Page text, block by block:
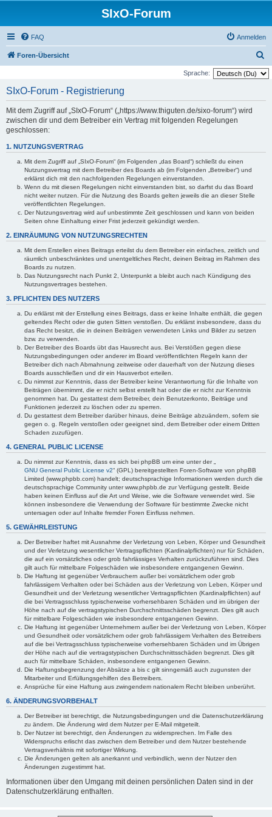
SIxO-Forum
FAQ Anmelden
Foren-Übersicht
u
Sprache:
SIxO-Forum - Registrierung
Mit dem Zugriff auf „SIxO-Forum“ („https://www.thiguten.de/sixo-forum“) wird
zwischen dir und dem Betreiber ein Vertrag mit folgenden Regelungen
geschlossen:
1. NUTZUNGSVERTRAG
Mit dem Zugriff auf „SIxO-Forum“ (im Folgenden „das Board“) schließt du einen
Nutzungsvertrag mit dem Betreiber des Boards ab (im Folgenden „Betreiber“) und
erklärst dich mit den nachfolgenden Regelungen einverstanden.
Wenn du mit diesen Regelungen nicht einverstanden bist, so darfst du das Board
nicht weiter nutzen. Für die Nutzung des Boards gelten jeweils die an dieser Stelle
veröffentlichten Regelungen.
Der Nutzungsvertrag wird auf unbestimmte Zeit geschlossen und kann von beiden
Seiten ohne Einhaltung einer Frist jederzeit gekündigt werden.
2. EINRÄUMUNG VON NUTZUNGSRECHTEN
Mit dem Erstellen eines Beitrags erteilst du dem Betreiber ein einfaches, zeitlich und
räumlich unbeschränktes und unentgeltliches Recht, deinen Beitrag im Rahmen des
Boards zu nutzen.
Das Nutzungsrecht nach Punkt 2, Unterpunkt a bleibt auch nach Kündigung des
Nutzungsvertrages bestehen.
3. PFLICHTEN DES NUTZERS
Du erklärst mit der Erstellung eines Beitrags, dass er keine Inhalte enthält, die gegen
geltendes Recht oder die guten Sitten verstoßen. Du erklärst insbesondere, dass du
das Recht besitzt, die in deinen Beiträgen verwendeten Links und Bilder zu setzen
bzw. zu verwenden.
Der Betreiber des Boards übt das Hausrecht aus. Bei Verstößen gegen diese
Nutzungsbedingungen oder anderer im Board veröffentlichten Regeln kann der
Betreiber dich nach Abmahnung zeitweise oder dauerhaft von der Nutzung dieses
Boards ausschließen und dir ein Hausverbot erteilen.
Du nimmst zur Kenntnis, dass der Betreiber keine Verantwortung für die Inhalte von
Beiträgen übernimmt, die er nicht selbst erstellt hat oder die er nicht zur Kenntnis
genommen hat. Du gestattest dem Betreiber, dein Benutzerkonto, Beiträge und
Funktionen jederzeit zu löschen oder zu sperren.
Du gestattest dem Betreiber darüber hinaus, deine Beiträge abzuändern, sofern sie
gegen o. g. Regeln verstoßen oder geeignet sind, dem Betreiber oder einem Dritten
Schaden zuzufügen.
4. GENERAL PUBLIC LICENSE
Du nimmst zur Kenntnis, dass es sich bei phpBB um eine unter der „
GNU General Public License v2“ (GPL) bereitgestellten Foren-Software von phpBB
Limited (www.phpbb.com) handelt; deutschsprachige Informationen werden durch die
deutschsprachige Community unter www.phpbb.de zur Verfügung gestellt. Beide
haben keinen Einfluss auf die Art und Weise, wie die Software verwendet wird. Sie
können insbesondere die Verwendung der Software für bestimmte Zwecke nicht
untersagen oder auf Inhalte fremder Foren Einfluss nehmen.
5. GEWÄHRLEISTUNG
Der Betreiber haftet mit Ausnahme der Verletzung von Leben, Körper und Gesundheit
und der Verletzung wesentlicher Vertragspflichten (Kardinalpflichten) nur für Schäden,
die auf ein vorsätzliches oder grob fahrlässiges Verhalten zurückzuführen sind. Dies
gilt auch für mittelbare Folgeschäden wie insbesondere entgangenen Gewinn.
Die Haftung ist gegenüber Verbrauchern außer bei vorsätzlichem oder grob
fahrlässigem Verhalten oder bei Schäden aus der Verletzung von Leben, Körper und
Gesundheit und der Verletzung wesentlicher Vertragspflichten (Kardinalpflichten) auf
die bei Vertragsschluss typischerweise vorhersehbaren Schäden und im übrigen der
Höhe nach auf die vertragstypischen Durchschnittsschäden begrenzt. Dies gilt auch
für mittelbare Folgeschäden wie insbesondere entgangenen Gewinn.
Die Haftung ist gegenüber Unternehmern außer bei der Verletzung von Leben, Körper
und Gesundheit oder vorsätzlichem oder grob fahrlässigem Verhalten des Betreibers
auf die bei Vertragsschluss typischerweise vorhersehbaren Schäden und im Übrigen
der Höhe nach auf die vertragstypischen Durchschnittsschäden begrenzt. Dies gilt
auch für mittelbare Schäden, insbesondere entgangenen Gewinn.
Die Haftungsbegrenzung der Absätze a bis c gilt sinngemäß auch zugunsten der
Mitarbeiter und Erfüllungsgehilfen des Betreibers.
Ansprüche für eine Haftung aus zwingendem nationalem Recht bleiben unberührt.
6. ÄNDERUNGSVORBEHALT
Der Betreiber ist berechtigt, die Nutzungsbedingungen und die Datenschutzerklärung
zu ändern. Die Änderung wird dem Nutzer per E-Mail mitgeteilt.
Der Nutzer ist berechtigt, den Änderungen zu widersprechen. Im Falle des
Widerspruchs erlischt das zwischen dem Betreiber und dem Nutzer bestehende
Vertragsverhältnis mit sofortiger Wirkung.
Die Änderungen gelten als anerkannt und verbindlich, wenn der Nutzer den
Änderungen zugestimmt hat.
Informationen über den Umgang mit deinen persönlichen Daten sind in der
Datenschutzerklärung enthalten.